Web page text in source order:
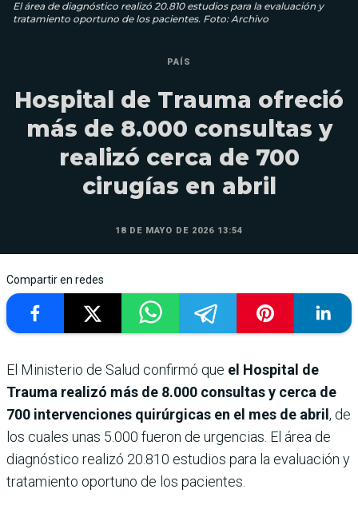
El área de diagnóstico realizó 20.810 estudios para la evaluación y
tratamiento oportuno de los pacientes. Foto: Archivo
PAÍS
Hospital de Trauma ofreció
más de 8.000 consultas y
realizó cerca de 700
cirugías en abril
18 DE MAYO DE 2026 13:54
Compartir en redes
El Ministerio de Salud confirmó que el Hospital de
Trauma realizó más de 8.000 consultas y cerca de
700 intervenciones quirúrgicas en el mes de abril , de
los cuales unas 5.000 fueron de urgencias. El área de
diagnóstico realizó 20.810 estudios para la evaluación y
tratamiento oportuno de los pacientes.